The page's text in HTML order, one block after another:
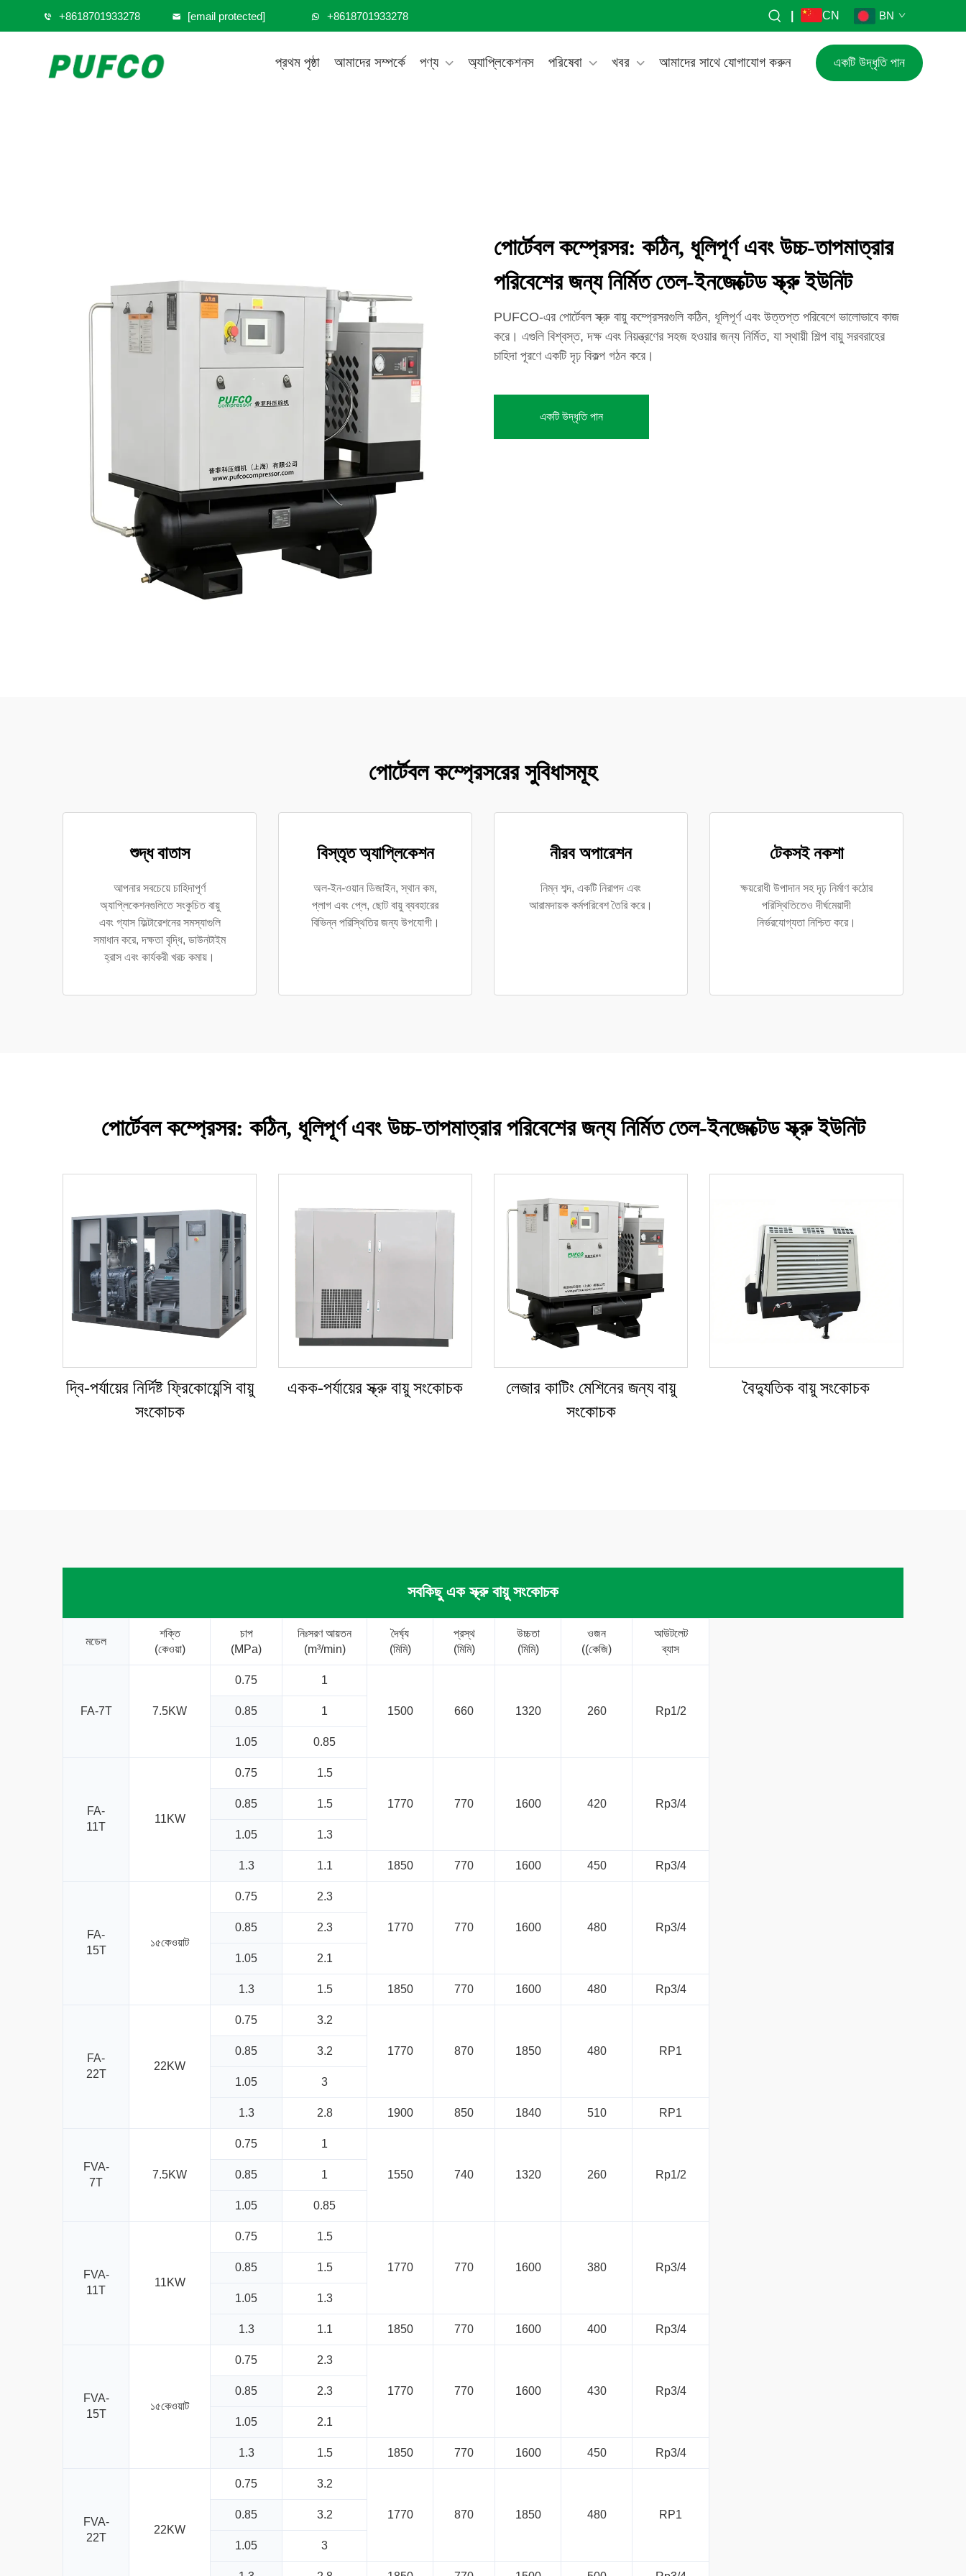
+8618701933278 [email protected] +8618701933278 CN BN
প্রথম পৃষ্ঠা আমাদের সম্পর্কে পণ্য অ্যাপ্লিকেশনস পরিষেবা খবর আমাদের সাথে যোগাযোগ করুন একটি উদ্ধৃতি পান
পোর্টেবল কম্প্রেসর: কঠিন, ধূলিপূর্ণ এবং উচ্চ-তাপমাত্রার
পরিবেশের জন্য নির্মিত তেল-ইনজেক্টেড স্ক্রু ইউনিট
PUFCO-এর পোর্টেবল স্ক্রু বায়ু কম্প্রেসরগুলি কঠিন, ধূলিপূর্ণ এবং উত্তপ্ত পরিবেশে ভালোভাবে কাজ
করে। এগুলি বিশ্বস্ত, দক্ষ এবং নিয়ন্ত্রণের সহজ হওয়ার জন্য নির্মিত, যা স্থায়ী শিল্প বায়ু সরবরাহের
চাহিদা পূরণে একটি দৃঢ় বিকল্প গঠন করে।
একটি উদ্ধৃতি পান
পোর্টেবল কম্প্রেসরের সুবিধাসমূহ
শুদ্ধ বাতাস
আপনার সবচেয়ে চাহিদাপূর্ণ
অ্যাপ্লিকেশনগুলিতে সংকুচিত বায়ু
এবং গ্যাস ফিল্টারেশনের সমস্যাগুলি
সমাধান করে, দক্ষতা বৃদ্ধি, ডাউনটাইম
হ্রাস এবং কার্যকরী খরচ কমায়।
বিস্তৃত অ্যাপ্লিকেশন
অল-ইন-ওয়ান ডিজাইন, স্থান কম,
প্লাগ এবং প্লে, ছোট বায়ু ব্যবহারের
বিভিন্ন পরিস্থিতির জন্য উপযোগী।
নীরব অপারেশন
নিম্ন শব্দ, একটি নিরাপদ এবং
আরামদায়ক কর্মপরিবেশ তৈরি করে।
টেকসই নকশা
ক্ষয়রোধী উপাদান সহ দৃঢ় নির্মাণ কঠোর
পরিস্থিতিতেও দীর্ঘমেয়াদী
নির্ভরযোগ্যতা নিশ্চিত করে।
পোর্টেবল কম্প্রেসর: কঠিন, ধূলিপূর্ণ এবং উচ্চ-তাপমাত্রার পরিবেশের জন্য নির্মিত তেল-ইনজেক্টেড স্ক্রু ইউনিট
দ্বি-পর্যায়ের নির্দিষ্ট ফ্রিকোয়েন্সি বায়ু
সংকোচক
একক-পর্যায়ের স্ক্রু বায়ু সংকোচক
লেজার কাটিং মেশিনের জন্য বায়ু
সংকোচক
বৈদ্যুতিক বায়ু সংকোচক
সবকিছু এক স্ক্রু বায়ু সংকোচক
মডেল
শক্তি
(কেওয়া)
চাপ
(MPa)
নিঃসরণ আয়তন
(m³/min)
দৈর্ঘ্য
(মিমি)
প্রস্থ
(মিমি)
উচ্চতা
(মিমি)
ওজন
((কেজি)
আউটলেট
ব্যাস
FA-7T 7.5KW
0.75 1
1500 660 1320 260 Rp1/2
0.85 1
1.05 0.85
FA-
11T
11KW
0.75 1.5
1770 770 1600 420 Rp3/4
0.85 1.5
1.05 1.3
1.3 1.1 1850 770 1600 450 Rp3/4
FA-
15T
১৫কেওয়াট
0.75 2.3
1770 770 1600 480 Rp3/4
0.85 2.3
1.05 2.1
1.3 1.5 1850 770 1600 480 Rp3/4
FA-
22T
22KW
0.75 3.2
1770 870 1850 480 RP1
0.85 3.2
1.05 3
1.3 2.8 1900 850 1840 510 RP1
FVA-
7T
7.5KW
0.75 1
1550 740 1320 260 Rp1/2
0.85 1
1.05 0.85
FVA-
11T
11KW
0.75 1.5
1770 770 1600 380 Rp3/4
0.85 1.5
1.05 1.3
1.3 1.1 1850 770 1600 400 Rp3/4
FVA-
15T
১৫কেওয়াট
0.75 2.3
1770 770 1600 430 Rp3/4
0.85 2.3
1.05 2.1
1.3 1.5 1850 770 1600 450 Rp3/4
FVA-
22T
22KW
0.75 3.2
1770 870 1850 480 RP1
0.85 3.2
1.05 3